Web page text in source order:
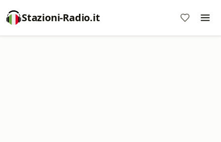
Stazioni-Radio.it